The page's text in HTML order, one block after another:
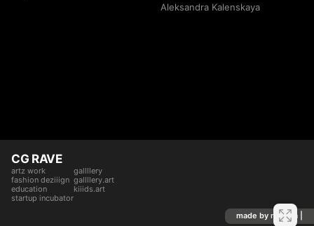
Aleksandra Kalenskaya
CG RAVE
artz work
fashion deziiign
education
startup incubator
gallllery
gallllery.art
kiiids.art
made by mediiia |